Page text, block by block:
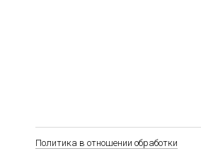
Политика в отношении обработки